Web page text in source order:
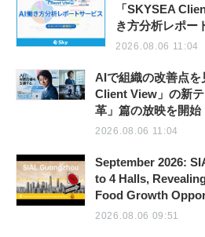
「SKYSEA
き方分析レポー
2026.08.06 11:04
AIで組織の改善点
Client View」の新
革」篇の放映を開始
2026.08.06 11:04
September 2026:
to 4 Halls,
Food Growth
2026.08.06 09:51